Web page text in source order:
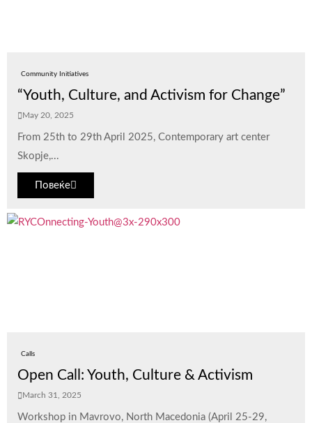
Community Initiatives
“Youth, Culture, and Activism for Change”
May 20, 2025
From 25th to 29th April 2025, Contemporary art center
Skopje,...
Повеќе
Calls
Open Call: Youth, Culture & Activism
March 31, 2025
Workshop in Mavrovo, North Macedonia (April 25-29,